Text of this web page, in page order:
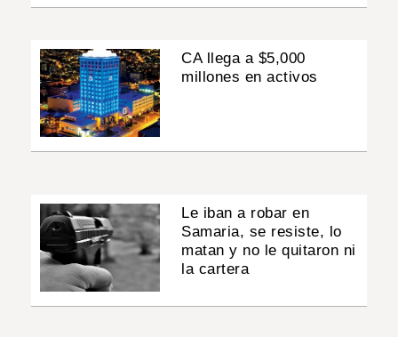
CA llega a $5,000
millones en activos
Le iban a robar en
Samaria, se resiste, lo
matan y no le quitaron ni
la cartera